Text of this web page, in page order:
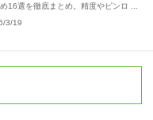
16選を徹底まとめ。精度やピンロ ...
3/19